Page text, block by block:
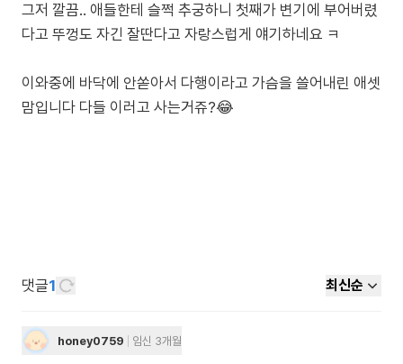
그저 깔끔.. 애들한테 슬쩍 추궁하니 첫째가 변기에 부어버렸
다고 뚜껑도 자긴 잘딴다고 자랑스럽게 얘기하네요 ㅋ
이와중에 바닥에 안쏟아서 다행이라고 가슴을 쓸어내린 애셋
맘입니다 다들 이러고 사는거쥬?😂
댓글1 최신순
honey0759 임신 3개월